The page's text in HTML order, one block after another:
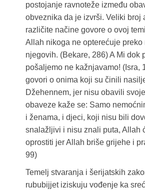
postojanje ravnoteže između
obveznika da je izvrši. Veliki broj
različite načine govore o ovoj
Allah nikoga ne opterećuje preko
njegovih. (Bekare, 286) A Mi dok
pošaljemo ne kažnjavamo! (Isra,
govori o onima koji su činili
Džehennem, jer nisu obavili
obaveze kaže se: Samo
i ženama, i djeci, koji nisu bili
snalažljivi i nisu znali puta, Allah
oprostiti jer Allah briše grijehe i
99)
Temelj stvaranja i šerijatskih
rububijjet iziskuju vođenje ka